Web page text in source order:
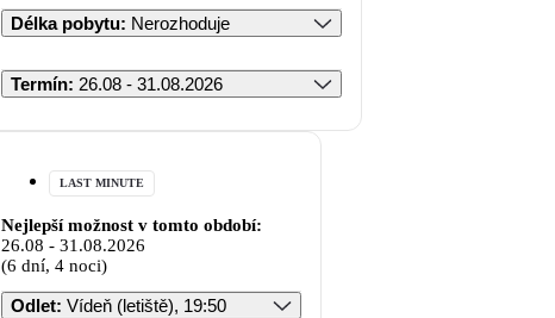
Délka pobytu: Nerozhoduje
Termín: 26.08 - 31.08.2026
LAST MINUTE
Nejlepší možnost v tomto období:
26.08 - 31.08.2026
(6 dní, 4 noci)
Odlet: Vídeň (letiště), 19:50